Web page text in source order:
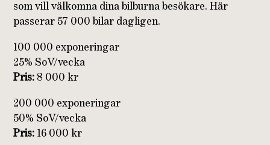
som vill välkomna dina bilburna besökare. Här
passerar 57 000 bilar dagligen.
100 000 exponeringar
25% SoV/vecka
Pris: 8 000 kr
200 000 exponeringar
50% SoV/vecka
Pris: 16 000 kr